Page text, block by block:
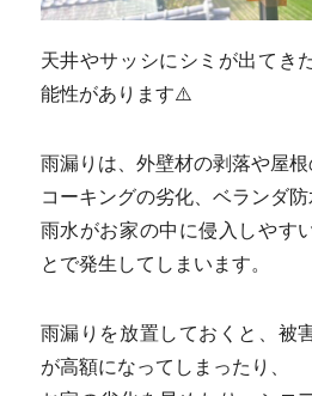
天井やサッシにシミが出てき
能性があります⚠️
雨漏りは、外壁材の剥落や屋根
コーキングの劣化、ベランダ
雨水がお家の中に侵入しやす
とで発生してしまいます。
雨漏りを放置しておくと、被
が高額になってしまったり、